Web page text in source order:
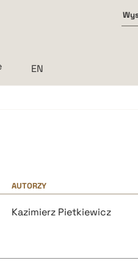
AUTORZY
Kazimierz Pietkiewicz